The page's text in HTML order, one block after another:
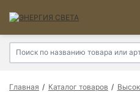
Главная Каталог товаров